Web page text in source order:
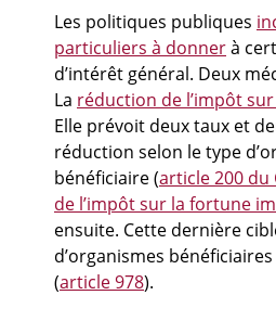
Les politiques publiques
particuliers à donnerà
d’intérêt général. Deux
La réduction de l’impôt
Elle prévoit deux taux et
réduction selon le type
bénéficiaire (article 200 du
de l’impôt sur la fortune
ensuite. Cette dernière
d’organismes
(article 978).